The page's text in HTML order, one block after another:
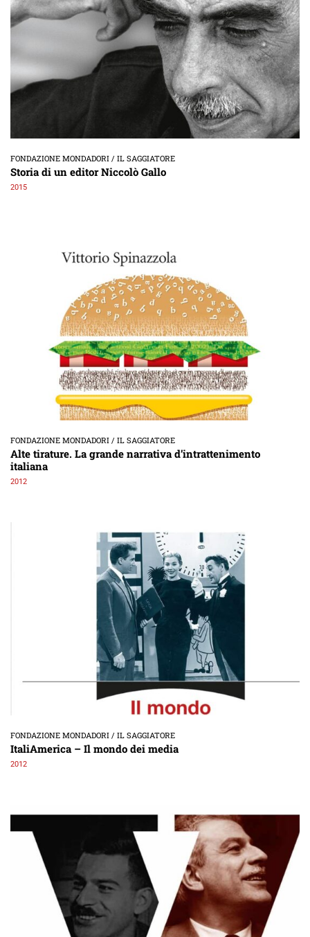
FONDAZIONE MONDADORI / IL SAGGIATORE
Storia di un editor Niccolò Gallo
2015
FONDAZIONE MONDADORI / IL SAGGIATORE
Alte tirature. La grande narrativa d’intrattenimento
italiana
2012
FONDAZIONE MONDADORI / IL SAGGIATORE
ItaliAmerica – Il mondo dei media
2012